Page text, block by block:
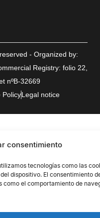
consentimiento
tecnologías como las
dispositivo. El consentimiento
el comportamiento de
- Organized by:
Registry: folio 22,
nºB-32669
PolicyLegal notice